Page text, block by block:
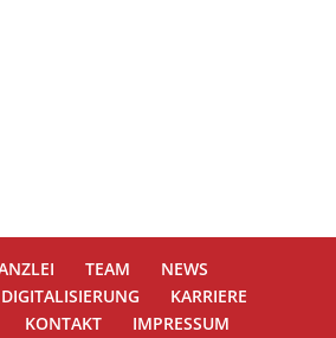
TEAM
NEWS
DIGITALISIERUNG
KARRIERE
KONTAKT IMPRESSUM